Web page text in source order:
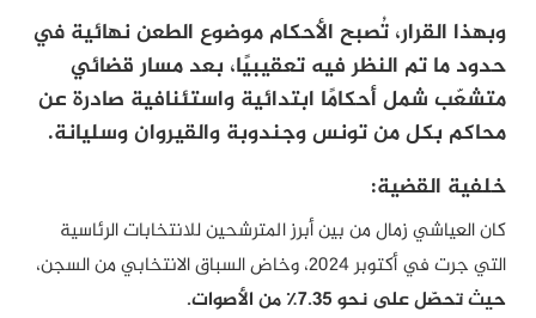
وبهذا القرار، تُصبح الأحكام موضوع الطعن نهائية في
حدود ما تم النظر فيه تعقيبيًا، بعد مسار قضائي
متشعّب شمل أحكامًا ابتدائية واستئنافية صادرة عن
محاكم بكل من تونس وجندوبة والقيروان وسليانة.
خلفية القضية:
كان العياشي زمال من بين أبرز المترشحين للانتخابات الرئاسية
التي جرت في أكتوبر 2024، وخاض السباق الانتخابي من السجن،
حيث تحصّل على نحو 7.35٪ من الأصوات.